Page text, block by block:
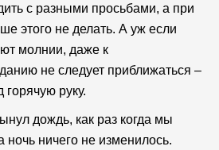
с разными просьбами, а при
этого не делать. А уж если
молнии, даже к
не следует приближаться –
руку.
дождь, как раз когда мы
ночь ничего не изменилось.